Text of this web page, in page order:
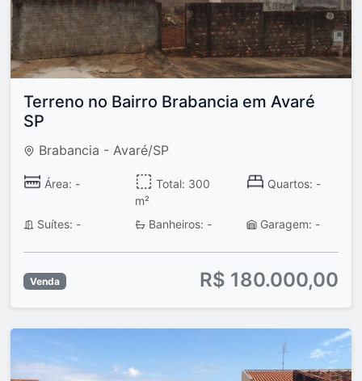
Terreno no Bairro Brabancia em Avaré
SP
Brabancia - Avaré/SP
Área: -
Total: 300
m²
Quartos: -
Suítes: - Banheiros: - Garagem: -
Venda R$ 180.000,00